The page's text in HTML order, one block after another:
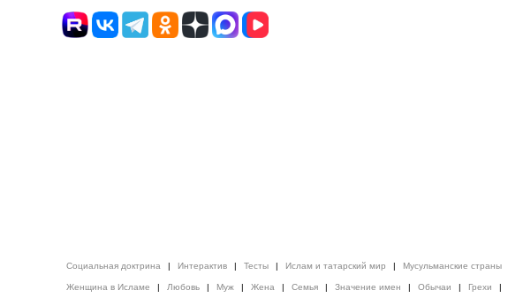
Социальная доктрина | Интерактив | Тесты | Ислам и татарский мир | Мусульманские страны
Женщина в Исламе | Любовь | Муж | Жена | Семья | Значение имен | Обычаи | Грехи |